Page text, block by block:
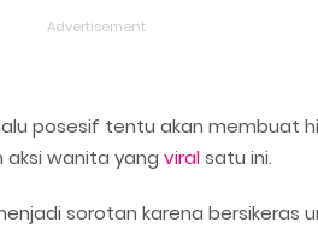
posesif tentu akan membuat
wanita yang viral satu ini.
sorotan karena bersikeras